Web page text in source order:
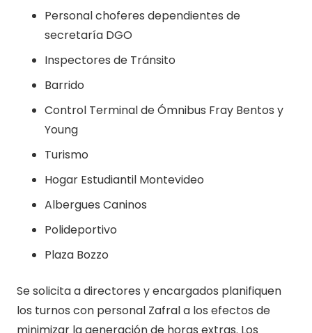
Personal choferes dependientes de
secretaría DGO
Inspectores de Tránsito
Barrido
Control Terminal de Ómnibus Fray Bentos y
Young
Turismo
Hogar Estudiantil Montevideo
Albergues Caninos
Polideportivo
Plaza Bozzo
Se solicita a directores y encargados planifiquen
los turnos con personal Zafral a los efectos de